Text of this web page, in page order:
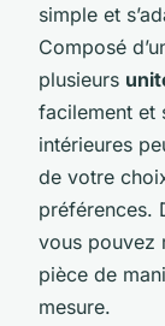
simple et
Composé
plusieurs
facilement et
intérieures
de votre
préférences.
vous pouvez
pièce de
mesure.